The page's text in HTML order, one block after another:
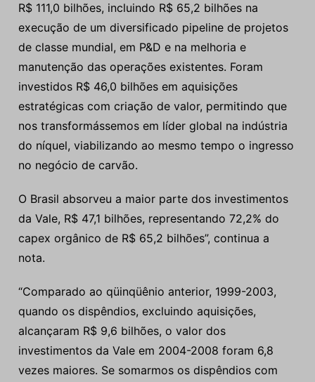
R$ 111,0 bilhões, incluindo R$ 65,2 bilhões na
execução de um diversificado pipeline de projetos
de classe mundial, em P&D e na melhoria e
manutenção das operações existentes. Foram
investidos R$ 46,0 bilhões em aquisições
estratégicas com criação de valor, permitindo que
nos transformássemos em líder global na indústria
do níquel, viabilizando ao mesmo tempo o ingresso
no negócio de carvão.
O Brasil absorveu a maior parte dos investimentos
da Vale, R$ 47,1 bilhões, representando 72,2% do
capex orgânico de R$ 65,2 bilhões”, continua a
nota.
“Comparado ao qüinqüênio anterior, 1999-2003,
quando os dispêndios, excluindo aquisições,
alcançaram R$ 9,6 bilhões, o valor dos
investimentos da Vale em 2004-2008 foram 6,8
vezes maiores. Se somarmos os dispêndios com